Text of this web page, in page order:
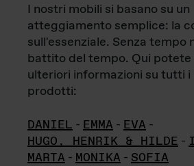
I nostri mobili si basano su un
atteggiamento semplice: la
sull'essenziale. Senza tempo
battito del tempo. Qui
ulteriori informazioni su tutti i
prodotti:
DANIEL - EMMA - EVA -
HUGO, HENRIK & HILDE -
MARTA - MONIKA - SOFIA